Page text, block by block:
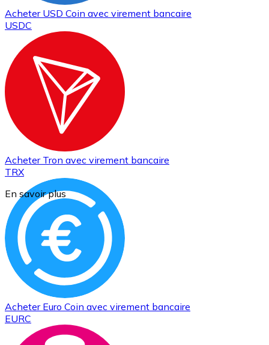
Acheter USD Coin avec virement bancaire
USDC
Acheter Tron avec virement bancaire
TRX
Acheter Euro Coin avec virement bancaire
EURC
En savoir plus